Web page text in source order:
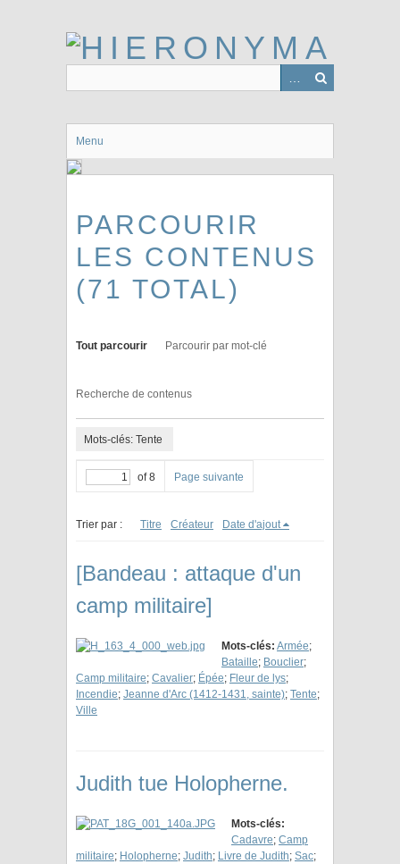
Menu
PARCOURIR
LES CONTENUS
(71 TOTAL)
Tout parcourir Parcourir par mot-clé
Recherche de contenus
Mots-clés: Tente
of 8 Page suivante
Trier par : Titre Créateur Date d'ajout
[Bandeau : attaque d'un
camp militaire]
Mots-clés: Armée;
Bataille; Bouclier;
Camp militaire; Cavalier; Épée; Fleur de lys;
Incendie; Jeanne d'Arc (1412-1431, sainte); Tente;
Ville
Judith tue Holopherne.
Mots-clés:
Cadavre; Camp
militaire; Holopherne; Judith; Livre de Judith; Sac;